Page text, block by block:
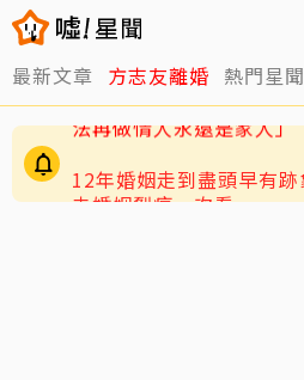
最新文章 方志友離婚 熱門星聞
去婚姻裂痕一次看